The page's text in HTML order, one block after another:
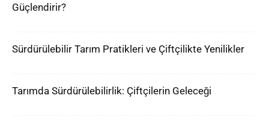
Güçlendirir?
Sürdürülebilir Tarım Pratikleri ve Çiftçilikte Yenilikler
Tarımda Sürdürülebilirlik: Çiftçilerin Geleceği